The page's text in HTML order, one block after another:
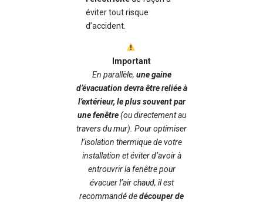
éviter tout risque
d’accident.
Important
En parallèle, unegaine
d’évacuation devra être reliée à
l’extérieur, le plus souvent par
une fenêtre(ou directement au
travers du mur). Pour optimiser
l’isolation thermique de votre
installation et éviter d’avoir à
entrouvrir la fenêtre pour
évacuer l’air chaud, il est
recommandé dedécouper de